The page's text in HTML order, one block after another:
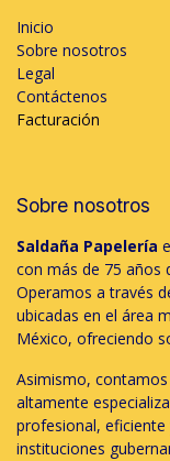
Inicio
Sobre nosotros
Legal
Contáctenos
Facturación
Sobre nosotros
Saldaña Papelería
con más de 75 años
Operamos a través
ubicadas en el área
México, ofreciendo
Asimismo,
altamente
profesional, eficiente
instituciones